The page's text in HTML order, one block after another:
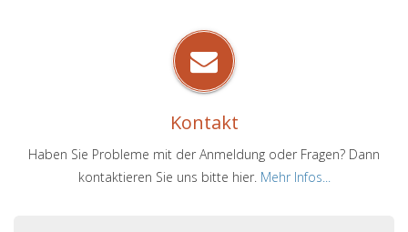
Kontakt
Haben Sie Probleme mit der Anmeldung oder Fragen? Dann
kontaktieren Sie uns bitte hier. Mehr Infos...